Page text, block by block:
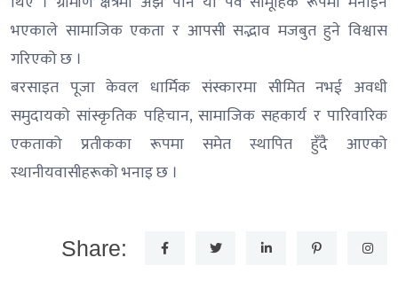
भएकाले सामाजिक एकता र आपसी सद्भाव मजबुत हुने विश्वास
गरिएको छ ।
बरसाइत पूजा केवल धार्मिक संस्कारमा सीमित नभई अवधी
समुदायको सांस्कृतिक पहिचान, सामाजिक सहकार्य र पारिवारिक
एकताको प्रतीकका रूपमा समेत स्थापित हुँदै आएको
स्थानीयवासीहरूको भनाइ छ ।
Share: